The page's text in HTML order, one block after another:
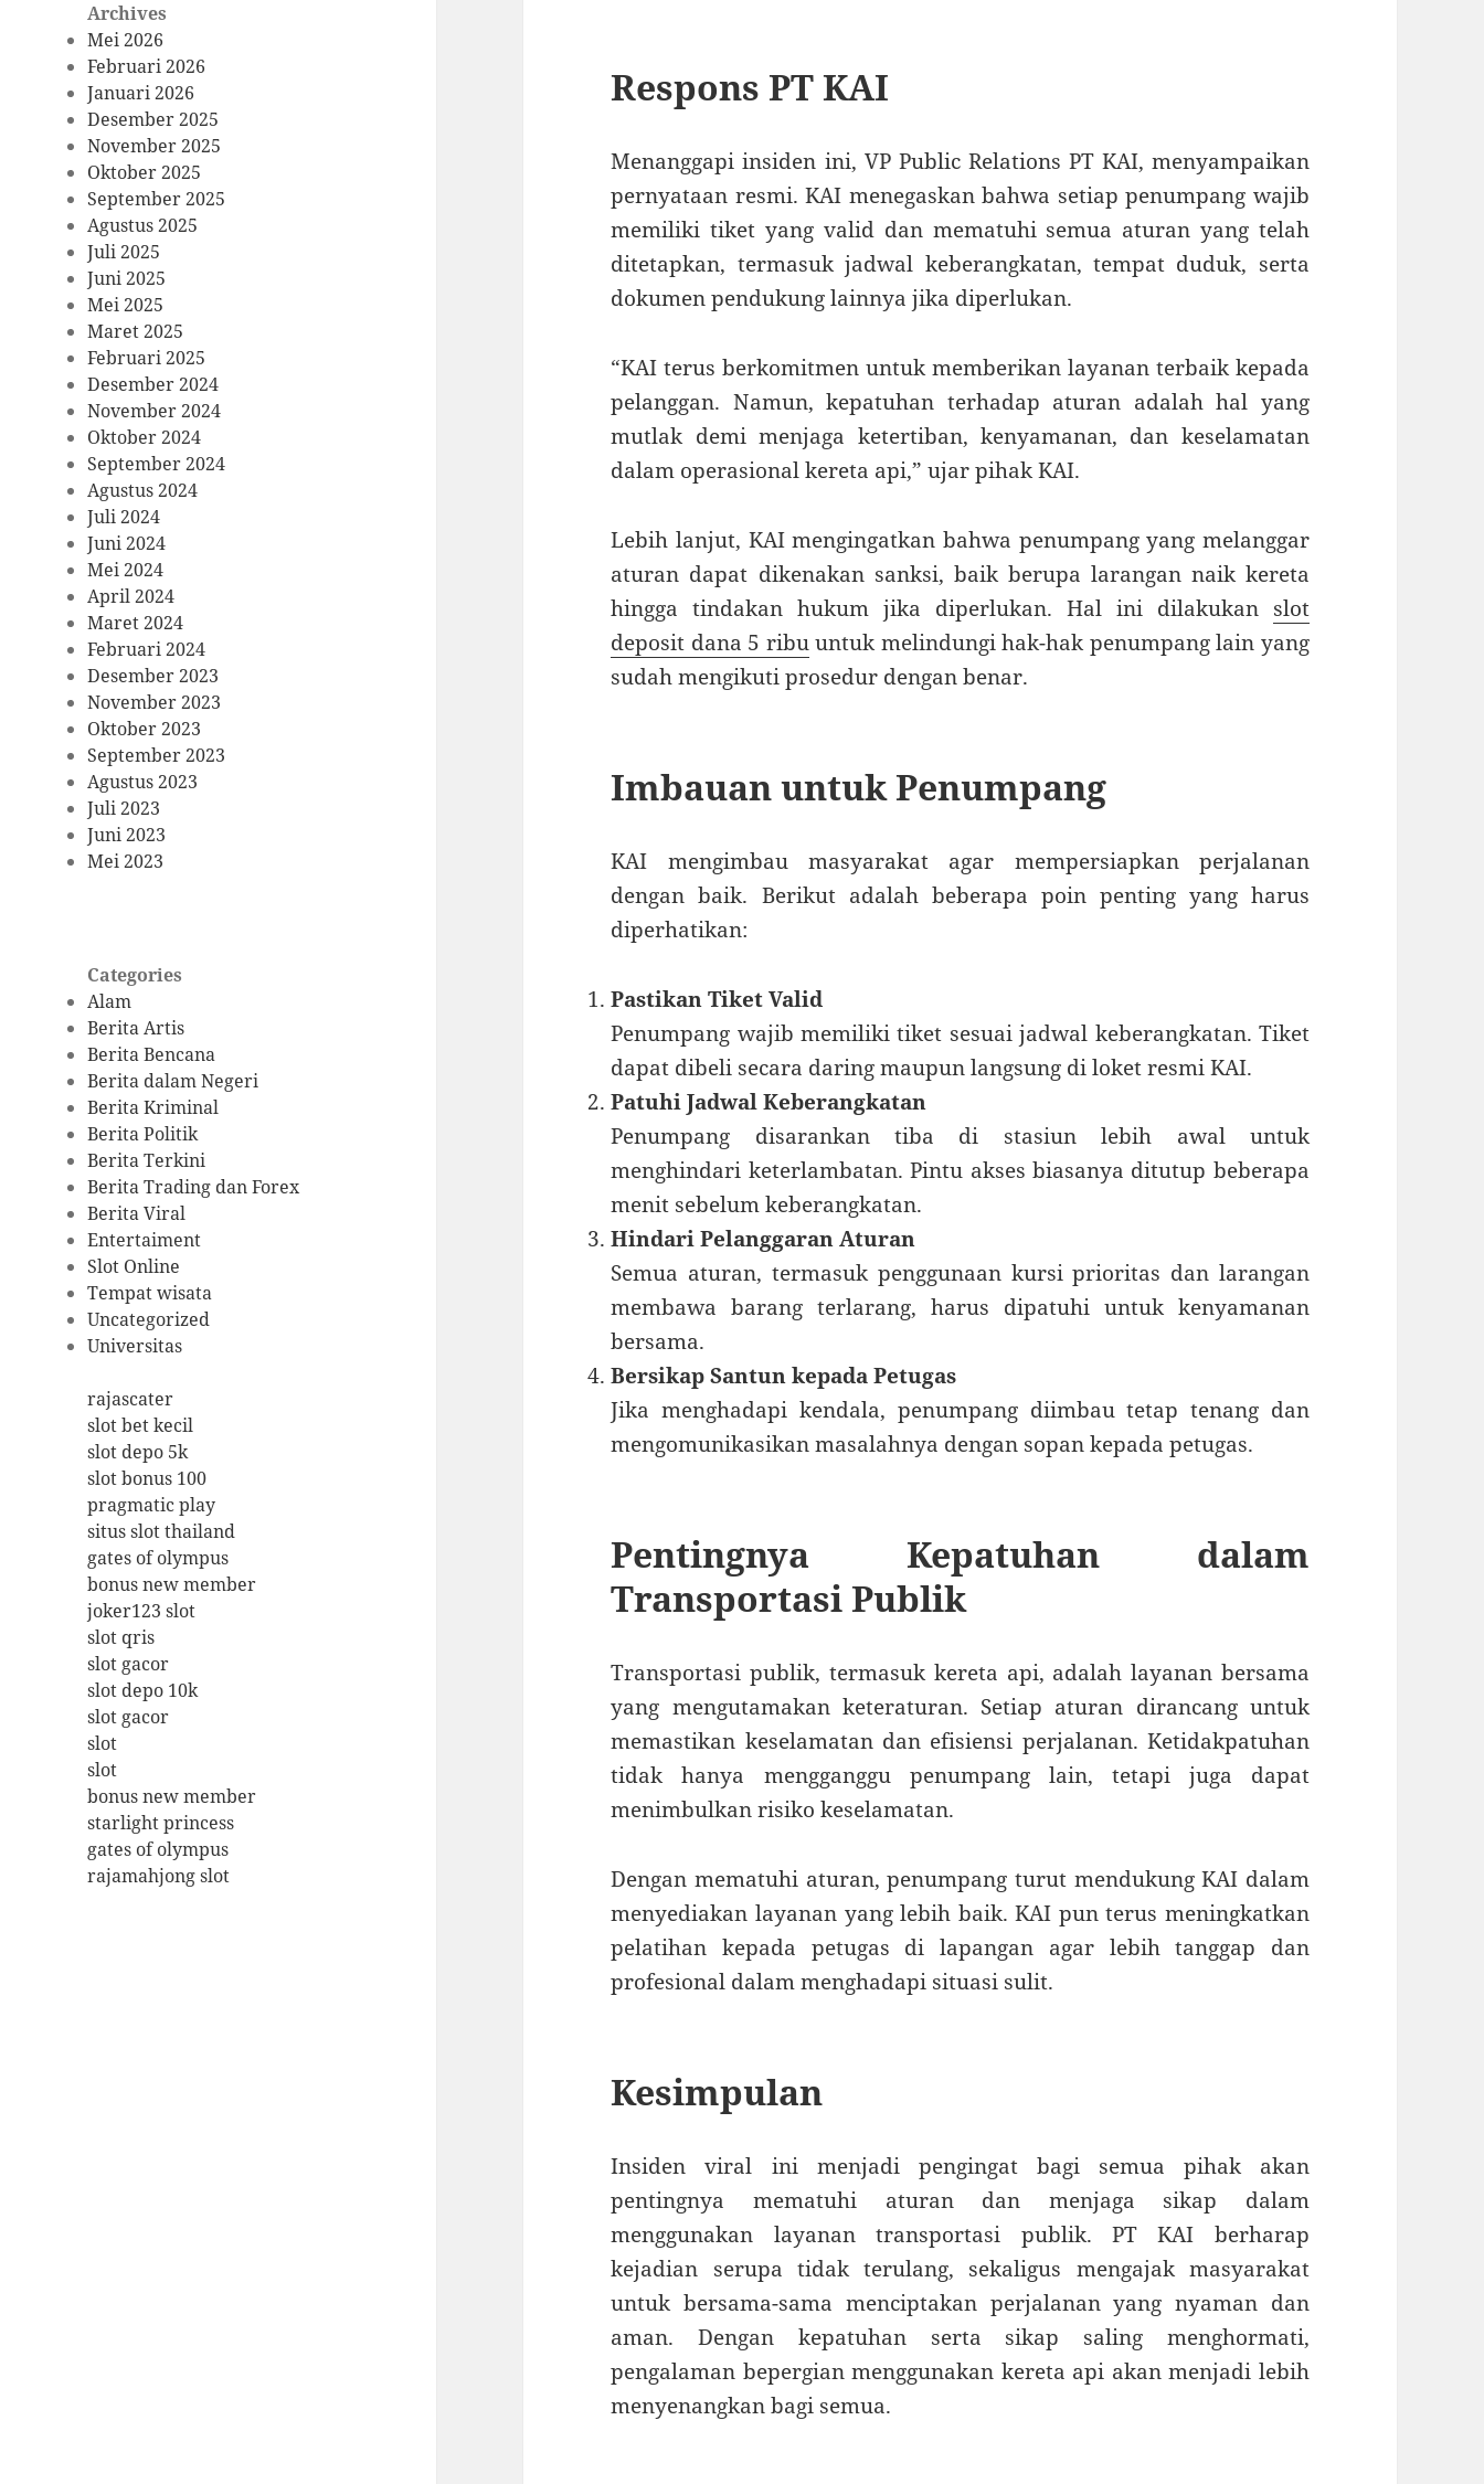
Archives
Mei 2026
Februari 2026
Januari 2026
Desember 2025
November 2025
Oktober 2025
September 2025
Agustus 2025
Juli 2025
Juni 2025
Mei 2025
Maret 2025
Februari 2025
Desember 2024
November 2024
Oktober 2024
September 2024
Agustus 2024
Juli 2024
Juni 2024
Mei 2024
April 2024
Maret 2024
Februari 2024
Desember 2023
November 2023
Oktober 2023
September 2023
Agustus 2023
Juli 2023
Juni 2023
Mei 2023
Categories
Alam
Berita Artis
Berita Bencana
Berita dalam Negeri
Berita Kriminal
Berita Politik
Berita Terkini
Berita Trading dan Forex
Berita Viral
Entertaiment
Slot Online
Tempat wisata
Uncategorized
Universitas
rajascater
slot bet kecil
slot depo 5k
slot bonus 100
pragmatic play
situs slot thailand
gates of olympus
bonus new member
joker123 slot
slot qris
slot gacor
slot depo 10k
slot gacor
slot
slot
bonus new member
starlight princess
gates of olympus
rajamahjong slot
Respons PT KAI
Menanggapi insiden ini, VP Public Relations PT KAI, menyampaikan
pernyataan resmi. KAI menegaskan bahwa setiap penumpang wajib
memiliki tiket yang valid dan mematuhi semua aturan yang telah
ditetapkan, termasuk jadwal keberangkatan, tempat duduk, serta
dokumen pendukung lainnya jika diperlukan.
“KAI terus berkomitmen untuk memberikan layanan terbaik kepada
pelanggan. Namun, kepatuhan terhadap aturan adalah hal yang
mutlak demi menjaga ketertiban, kenyamanan, dan keselamatan
dalam operasional kereta api,” ujar pihak KAI.
Lebih lanjut, KAI mengingatkan bahwa penumpang yang melanggar
aturan dapat dikenakan sanksi, baik berupa larangan naik kereta
hingga tindakan hukum jika diperlukan. Hal ini dilakukan slot
deposit dana 5 ribuuntuk melindungi hak-hak penumpang lain yang
sudah mengikuti prosedur dengan benar.
Imbauan untuk Penumpang
KAI mengimbau masyarakat agar mempersiapkan perjalanan
dengan baik. Berikut adalah beberapa poin penting yang harus
diperhatikan:
Pastikan Tiket Valid
Penumpang wajib memiliki tiket sesuai jadwal keberangkatan. Tiket
dapat dibeli secara daring maupun langsung di loket resmi KAI.
Patuhi Jadwal Keberangkatan
Penumpang disarankan tiba di stasiun lebih awal untuk
menghindari keterlambatan. Pintu akses biasanya ditutup beberapa
menit sebelum keberangkatan.
Hindari Pelanggaran Aturan
Semua aturan, termasuk penggunaan kursi prioritas dan larangan
membawa barang terlarang, harus dipatuhi untuk kenyamanan
bersama.
Bersikap Santun kepada Petugas
Jika menghadapi kendala, penumpang diimbau tetap tenang dan
mengomunikasikan masalahnya dengan sopan kepada petugas.
Pentingnya Kepatuhan dalam
Transportasi Publik
Transportasi publik, termasuk kereta api, adalah layanan bersama
yang mengutamakan keteraturan. Setiap aturan dirancang untuk
memastikan keselamatan dan efisiensi perjalanan. Ketidakpatuhan
tidak hanya mengganggu penumpang lain, tetapi juga dapat
menimbulkan risiko keselamatan.
Dengan mematuhi aturan, penumpang turut mendukung KAI dalam
menyediakan layanan yang lebih baik. KAI pun terus meningkatkan
pelatihan kepada petugas di lapangan agar lebih tanggap dan
profesional dalam menghadapi situasi sulit.
Kesimpulan
Insiden viral ini menjadi pengingat bagi semua pihak akan
pentingnya mematuhi aturan dan menjaga sikap dalam
menggunakan layanan transportasi publik. PT KAI berharap
kejadian serupa tidak terulang, sekaligus mengajak masyarakat
untuk bersama-sama menciptakan perjalanan yang nyaman dan
aman. Dengan kepatuhan serta sikap saling menghormati,
pengalaman bepergian menggunakan kereta api akan menjadi lebih
menyenangkan bagi semua.